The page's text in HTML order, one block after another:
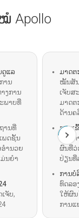
Apollo
ດູແລ
ານ
ງການ
ພາບທີ່
ານທີ່
ພດຊັ້ນ
ອໍານວຍ
ນຍໍາ
ຈັບ,
ມາດຕ
ໝັ້ນສັ
ເຈັບສ
ມາດຕ
ດ້ານຄ
ການເ
ຕອນ
ຜົນທີ່ວ່
ປ່ຽນທີ່
ການບໍ
ທົດລອ
ໃຫ້ຜົນ
ການແ